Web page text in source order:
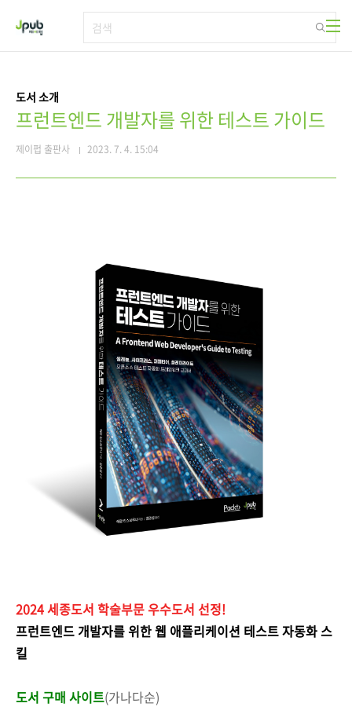
도서 소개
프런트엔드 개발자를 위한 테스트 가이드
제이펍 출판사 2023. 7. 4. 15:04
2024 세종도서 학술부문 우수도서 선정!
프런트엔드 개발자를 위한 웹 애플리케이션 테스트 자동화 스
킬
도서 구매 사이트(가나다순)